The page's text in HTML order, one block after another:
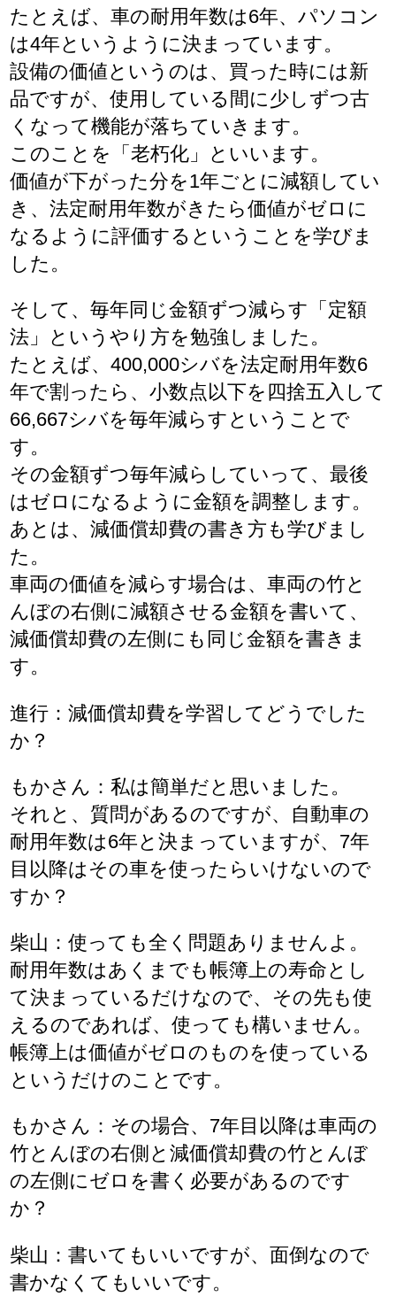
たとえば、車の耐用年数は6年、パソコン
は4年というように決まっています。
設備の価値というのは、買った時には新
品ですが、使用している間に少しずつ古
くなって機能が落ちていきます。
このことを「老朽化」といいます。
価値が下がった分を1年ごとに減額してい
き、法定耐用年数がきたら価値がゼロに
なるように評価するということを学びま
した。
そして、毎年同じ金額ずつ減らす「定額
法」というやり方を勉強しました。
たとえば、400,000シバを法定耐用年数6
年で割ったら、小数点以下を四捨五入して
66,667シバを毎年減らすということで
す。
その金額ずつ毎年減らしていって、最後
はゼロになるように金額を調整します。
あとは、減価償却費の書き方も学びまし
た。
車両の価値を減らす場合は、車両の竹と
んぼの右側に減額させる金額を書いて、
減価償却費の左側にも同じ金額を書きま
す。
進行：減価償却費を学習してどうでした
か？
もかさん：私は簡単だと思いました。
それと、質問があるのですが、自動車の
耐用年数は6年と決まっていますが、7年
目以降はその車を使ったらいけないので
すか？
柴山：使っても全く問題ありませんよ。
耐用年数はあくまでも帳簿上の寿命とし
て決まっているだけなので、その先も使
えるのであれば、使っても構いません。
帳簿上は価値がゼロのものを使っている
というだけのことです。
もかさん：その場合、7年目以降は車両の
竹とんぼの右側と減価償却費の竹とんぼ
の左側にゼロを書く必要があるのです
か？
柴山：書いてもいいですが、面倒なので
書かなくてもいいです。